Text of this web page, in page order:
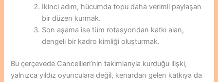
İkinci adım, hücumda topu daha verimli paylaşan
bir düzen kurmak.
Son aşama ise tüm rotasyondan katkı alan,
dengeli bir kadro kimliği oluşturmak.
Bu çerçevede Cancellieri’nin takımlarıyla kurduğu ilişki,
yalnızca yıldız oyunculara değil, kenardan gelen katkıya da